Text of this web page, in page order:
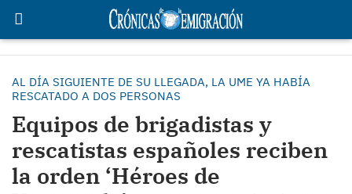
AL DÍA SIGUIENTE DE SU LLEGADA, LA UME YA HABÍA
RESCATADO A DOS PERSONAS
Equipos de brigadistas y
rescatistas españoles reciben
la orden ‘Héroes de